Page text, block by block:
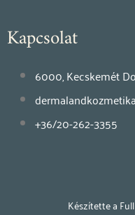
Kapcsolat
6000, Kecskemét
+36/20-262-3355
Készítette a